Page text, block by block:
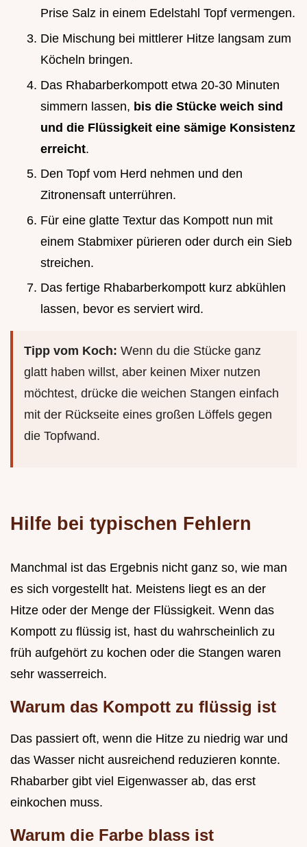
Prise Salz in einem Edelstahl Topf vermengen.
Die Mischung bei mittlerer Hitze langsam zum
Köcheln bringen.
Das Rhabarberkompott etwa 20-30 Minuten
simmern lassen, bis die Stücke weich sind
und die Flüssigkeit eine sämige Konsistenz
erreicht.
Den Topf vom Herd nehmen und den
Zitronensaft unterrühren.
Für eine glatte Textur das Kompott nun mit
einem Stabmixer pürieren oder durch ein Sieb
streichen.
Das fertige Rhabarberkompott kurz abkühlen
lassen, bevor es serviert wird.
Tipp vom Koch: Wenn du die Stücke ganz
glatt haben willst, aber keinen Mixer nutzen
möchtest, drücke die weichen Stangen einfach
mit der Rückseite eines großen Löffels gegen
die Topfwand.
Hilfe bei typischen Fehlern
Manchmal ist das Ergebnis nicht ganz so, wie man
es sich vorgestellt hat. Meistens liegt es an der
Hitze oder der Menge der Flüssigkeit. Wenn das
Kompott zu flüssig ist, hast du wahrscheinlich zu
früh aufgehört zu kochen oder die Stangen waren
sehr wasserreich.
Warum das Kompott zu flüssig ist
Das passiert oft, wenn die Hitze zu niedrig war und
das Wasser nicht ausreichend reduzieren konnte.
Rhabarber gibt viel Eigenwasser ab, das erst
einkochen muss.
Warum die Farbe blass ist